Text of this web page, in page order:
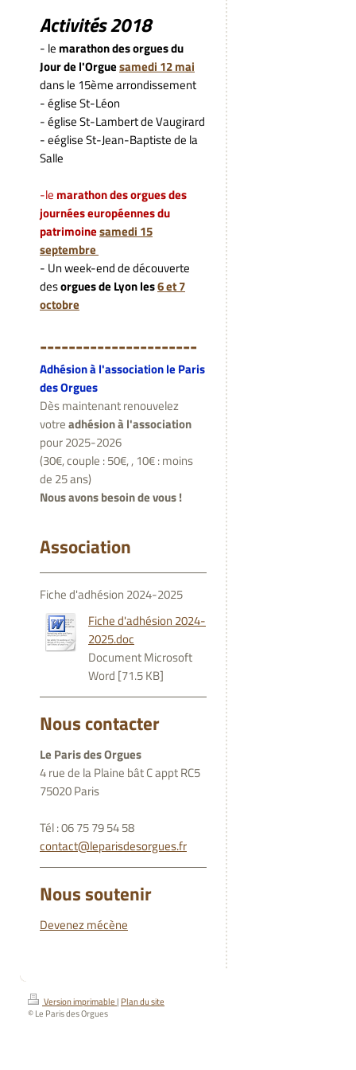
Activités 2018
- le marathon des orgues du
Jour de l'Orguesamedi 12 mai
dans le 15ème arrondissement
- église St-Léon
- église St-Lambert de Vaugirard
- eéglise St-Jean-Baptiste de la
Salle
-le marathon des orgues des
journées européennes du
patrimoinesamedi 15
septembre
- Un week-end de découverte
desorgues de Lyon les6 et 7
octobre
----------------------
Adhésion à l'association le Paris
des Orgues
Dès maintenant renouvelez
votreadhésion à l'association
pour 2025-2026
(30€, couple : 50€, , 10€ : moins
de 25 ans)
Nous avons besoin de vous !
Association
Fiche d'adhésion 2024-2025
Fiche d'adhésion 2024-
2025.doc
Document Microsoft
Word [71.5 KB]
Nous contacter
Le Paris des Orgues
4 rue de la Plaine bât C appt RC5
75020 Paris
Tél : 06 75 79 54 58
contact@leparisdesorgues.fr
Nous soutenir
Devenez mécène
Version imprimable | Plan du site
© Le Paris des Orgues